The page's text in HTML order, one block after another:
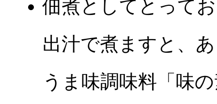
佃煮としてとって
出汁で煮ますと、
うま味調味料「味